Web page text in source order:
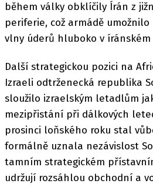
během války obklíčily Írán z
periferie, což armádě
vlny úderů hluboko v íránském
Další strategickou pozici na
Izraeli odtrženecká republika
sloužilo izraelským letadlům
mezipřistání při dálkových
prosinci loňského roku stal
formálně uznala nezávislost
tamním strategickém
udržují rozsáhlou obchodní a